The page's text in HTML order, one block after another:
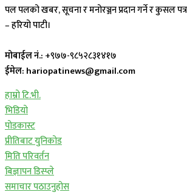
पल पलको खबर, सूचना र मनोरञ्जन प्रदान गर्ने र कुसल
– हरियो पाटी।
मोबाईल नं.: +९७७-९८५२८३१४१७
ईमेल: hariopatinews@gmail.com
हाम्रो टि.भी.
भिडियो
पोडकास्ट
प्रीतिबाट युनिकोड
मिति परिवर्तन
बिज्ञापन डिस्प्ले
समाचार पठाउनुहोस